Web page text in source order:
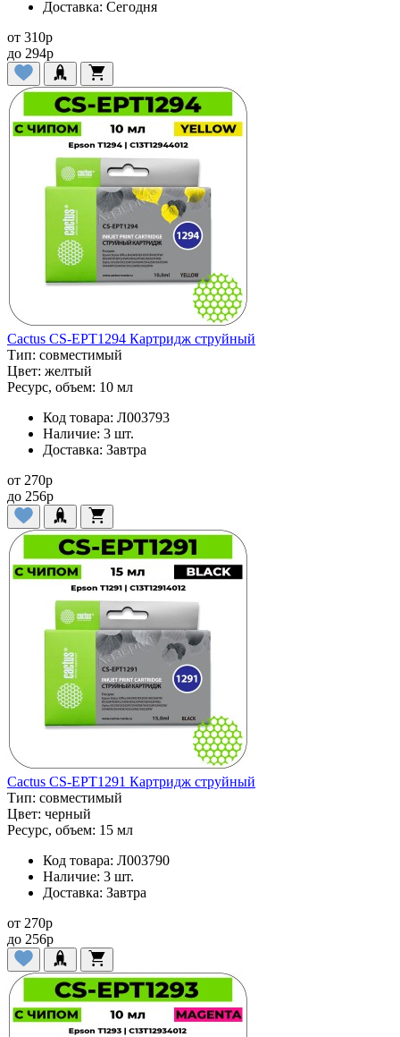
Доставка: Сегодня
от 310p
до 294p
Cactus CS-EPT1294 Картридж струйный
Тип: совместимый
Цвет: желтый
Ресурс, объем: 10 мл
Код товара: Л003793
Наличие: 3 шт.
Доставка: Завтра
от 270p
до 256p
Cactus CS-EPT1291 Картридж струйный
Тип: совместимый
Цвет: черный
Ресурс, объем: 15 мл
Код товара: Л003790
Наличие: 3 шт.
Доставка: Завтра
от 270p
до 256p